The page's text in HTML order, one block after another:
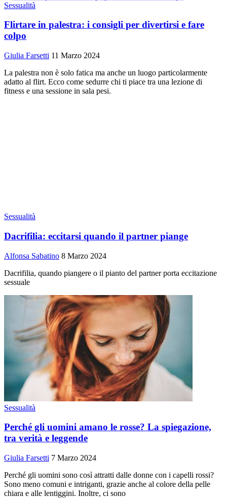
Sessualità
Flirtare in palestra: i consigli per divertirsi e fare
colpo
Giulia Farsetti 11 Marzo 2024
La palestra non è solo fatica ma anche un luogo particolarmente
adatto al flirt. Ecco come sedurre chi ti piace tra una lezione di
fitness e una sessione in sala pesi.
Sessualità
Dacrifilia: eccitarsi quando il partner piange
Alfonsa Sabatino 8 Marzo 2024
Dacrifilia, quando piangere o il pianto del partner porta eccitazione
sessuale
Sessualità
Perché gli uomini amano le rosse? La spiegazione,
tra verità e leggende
Giulia Farsetti 7 Marzo 2024
Perché gli uomini sono così attratti dalle donne con i capelli rossi?
Sono meno comuni e intriganti, grazie anche al colore della pelle
chiara e alle lentiggini. Inoltre, ci sono